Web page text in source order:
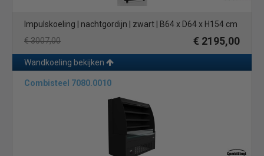
Impulskoeling | nachtgordijn | zwart | B64 x D64 x H154 cm
€ 3007,00
€ 2195,00
Wandkoeling bekijken
Combisteel 7080.0010